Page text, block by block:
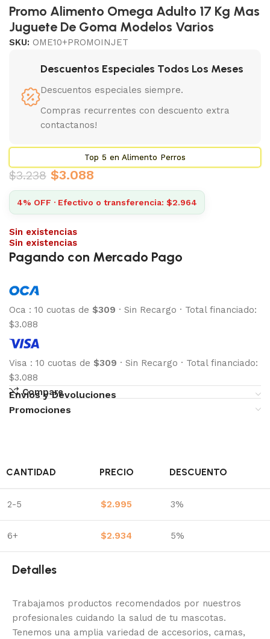
Promo Alimento Omega Adulto 17 Kg Mas
Juguete De Goma Modelos Varios
SKU: OME10+PROMOINJET
Descuentos Especiales Todos Los Meses
Descuentos especiales siempre.
Compras recurrentes con descuento extra
contactanos!
Top 5 en Alimento Perros
$3.238 $3.088
4% OFF · Efectivo o transferencia: $2.964
Sin existencias
Sin existencias
Pagando con Mercado Pago
Oca : 10 cuotas de $309 · Sin Recargo · Total financiado:
$3.088
Visa : 10 cuotas de $309 · Sin Recargo · Total financiado:
$3.088
Compare
Envíos y Devoluciones
Promociones
CANTIDAD PRECIO DESCUENTO
2-5 $2.995 3%
6+ $2.934 5%
Detalles
Trabajamos productos recomendados por nuestros
profesionales cuidando la salud de tu mascotas.
Tenemos una amplia variedad de accesorios, camas,